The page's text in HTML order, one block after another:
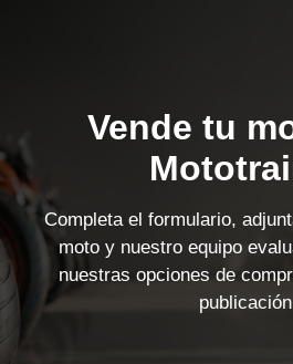
Vende tu
Completa el formulario,
moto y nuestro equipo
nuestras opciones de